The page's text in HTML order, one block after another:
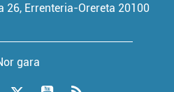
26, Errenteria-Orereta 20100
gara